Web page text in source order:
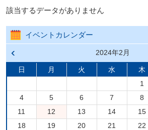
該当するデータがありません
イベントカレンダー
前の
戻る
2024年2月
日 月 火 水 木
1
4
5 6 7 8
11
12 13 14 15
18
19 20 21 22